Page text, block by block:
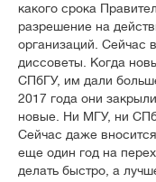
какого срока
разрешение на
организаций. Сейчас
диссоветы. Когда
СПбГУ, им дали
2017 года они
новые. Ни МГУ, ни
Сейчас даже
еще один год на
делать быстро, а